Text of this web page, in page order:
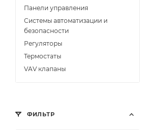
Панели управления
Системы автоматизации и
безопасности
Регуляторы
Термостаты
VAV клапаны
ФИЛЬТР